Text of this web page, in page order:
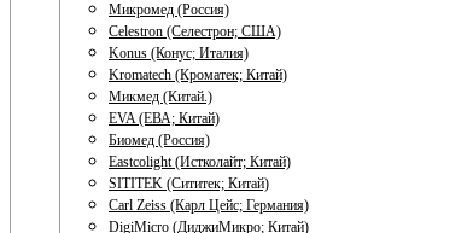
Микромед (Россия)
Celestron (Селестрон; США)
Konus (Конус; Италия)
Kromatech (Кроматек; Китай)
Микмед (Китай.)
EVA (ЕВА; Китай)
Биомед (Россия)
Eastcolight (Истколайт; Китай)
SITITEK (Сититек; Китай)
Carl Zeiss (Карл Цейс; Германия)
DigiMicro (ДиджиМикро; Китай)